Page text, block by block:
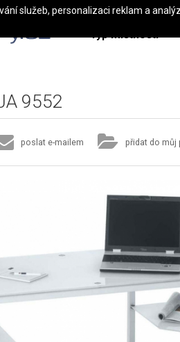
Typ místnosti
9552
poslat e-mailem přidat do můj
služeb, personalizaci reklam a